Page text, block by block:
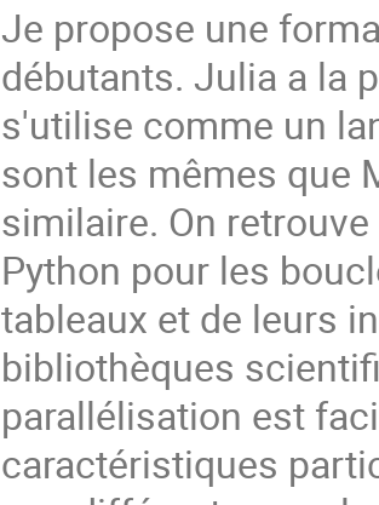
Je propose une
débutants. Julia a la
s'utilise comme un
sont les mêmes que
similaire. On
Python pour les
tableaux et de leurs
bibliothèques
parallélisation est
caractéristiques